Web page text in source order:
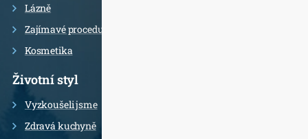
Lázně
Zajímavé procedury
Kosmetika
Životní styl
Vyzkoušeli jsme
Zdravá kuchyně